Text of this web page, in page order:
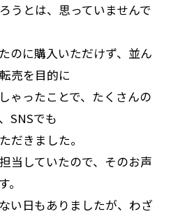
うとは、思っていませんで
のに購入いただけず、並ん
売を目的に
ゃったことで、たくさんの
SNSでも
だきました。
当していたので、そのお声
い日もありましたが、わざ